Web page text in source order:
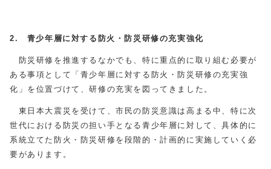
2. 青少年層に対する防火・防災研修の充実強化
防災研修を推進するなかでも、特に重点的に取り組む必要が
ある事項として「青少年層に対する防火・防災研修の充実強
化」を位置づけて、研修の充実を図ってきました。
東日本大震災を受けて、市民の防災意識は高まる中、特に次
世代における防災の担い手となる青少年層に対して、具体的に
系統立てた防火・防災研修を段階的・計画的に実施していく必
要があります。